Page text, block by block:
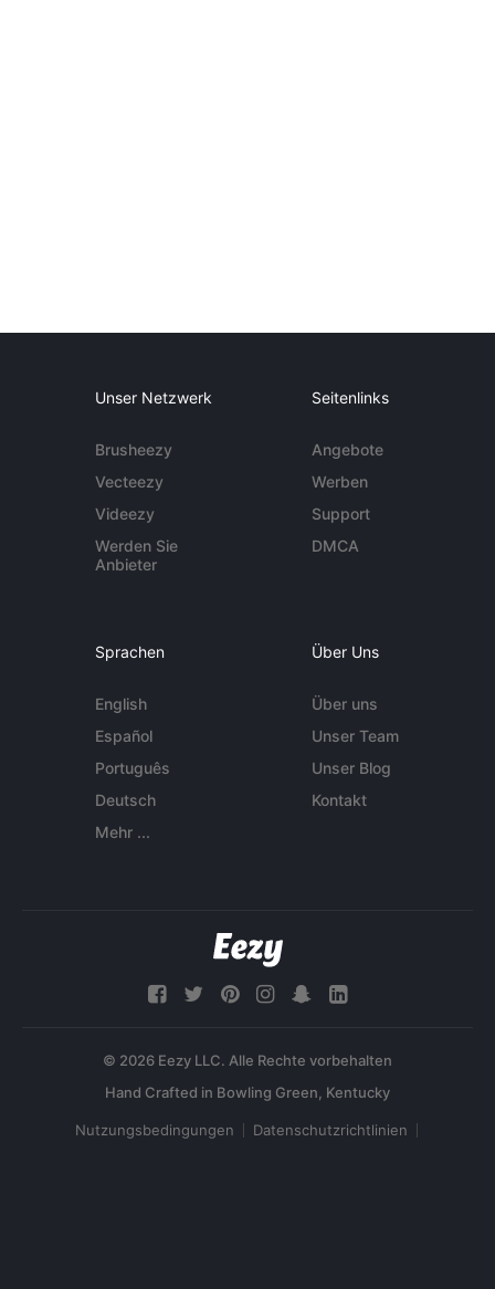
Unser Netzwerk
Brusheezy
Vecteezy
Videezy
Werden Sie
Anbieter
Seitenlinks
Angebote
Werben
Support
DMCA
Sprachen
English
Español
Português
Deutsch
Mehr ...
Über Uns
Über uns
Unser Team
Unser Blog
Kontakt
© 2026 Eezy LLC. Alle Rechte vorbehalten
Nutzungsbedingungen Datenschutzrichtlinien